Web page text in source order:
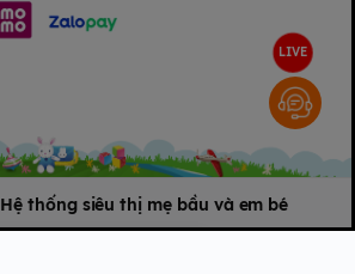
Hệ thống siêu thị mẹ bầu và em bé
LIVE